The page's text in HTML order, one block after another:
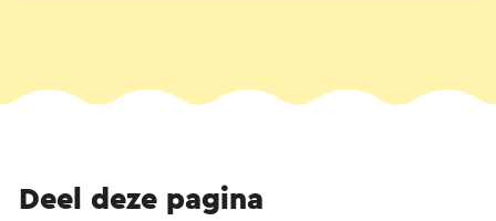
Deel deze pagina